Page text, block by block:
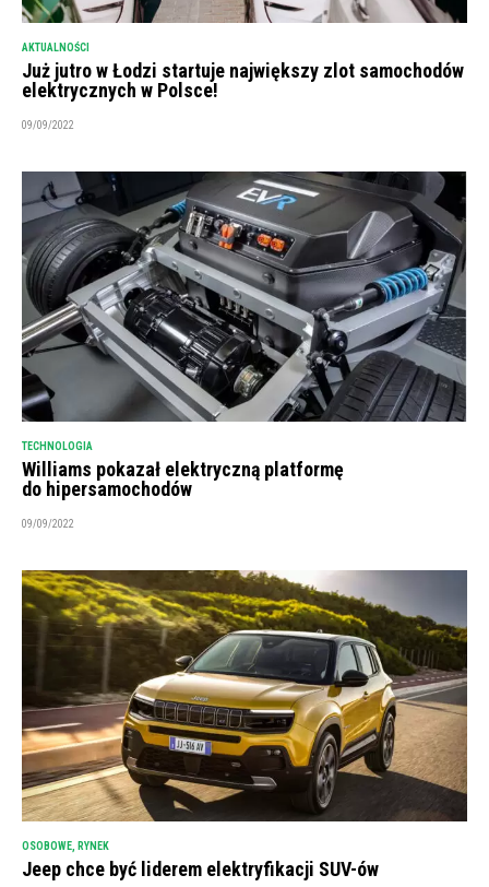
AKTUALNOŚCI
Już jutro w Łodzi startuje największy zlot samochodów
elektrycznych w Polsce!
09/09/2022
TECHNOLOGIA
Williams pokazał elektryczną platformę
do hipersamochodów
09/09/2022
OSOBOWE RYNEK
Jeep chce być liderem elektryfikacji SUV-ów